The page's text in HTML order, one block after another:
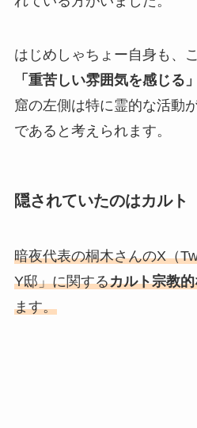
はじめしゃちょー自身も、
「重苦しい雰囲気を感じる」
窟の左側は特に霊的な活動
であると考えられます。
隠されていたのはカルト
暗夜代表の桐木さんのX（
Y邸」に関するカルト宗教
ます。